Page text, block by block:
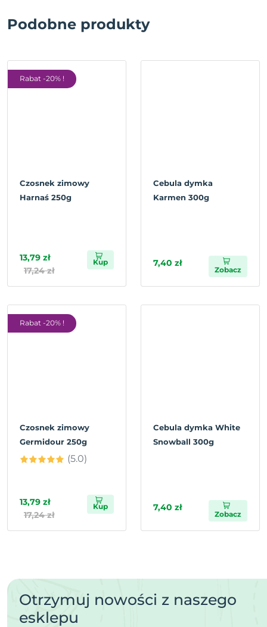
Podobne produkty
Rabat -20% !
Czosnek zimowy
Harnaś 250g
13,79 zł
17,24 zł
Kup
Cebula dymka
Karmen 300g
7,40 zł
Zobacz
Rabat -20% !
Czosnek zimowy
Germidour 250g
(5.0)
13,79 zł
17,24 zł
Kup
Cebula dymka White
Snowball 300g
7,40 zł
Zobacz
Otrzymuj nowości z naszego
esklepu